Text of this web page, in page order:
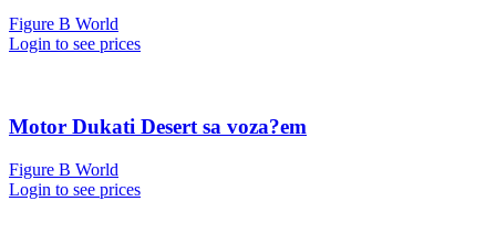
Figure B World
Login to see prices
Motor Dukati Desert sa voza?em
Figure B World
Login to see prices